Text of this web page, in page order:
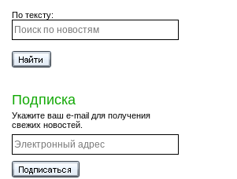
По тексту:
Подписка
Укажите ваш e-mail для получения
свежих новостей.